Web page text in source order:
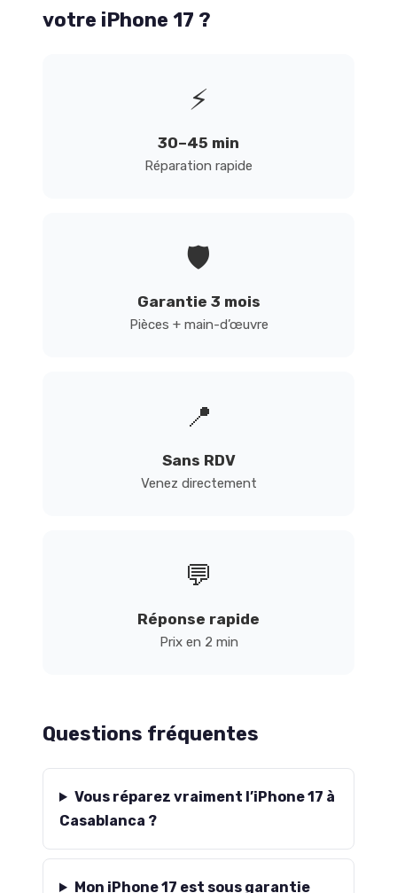
votre iPhone 17 ?
⚡
30–45 min
Réparation rapide
🛡️
Garantie 3 mois
Pièces + main-d’œuvre
📍
Sans RDV
Venez directement
💬
Réponse rapide
Prix en 2 min
Questions fréquentes
Vous réparez vraiment l’iPhone 17 à
Casablanca ?
Mon iPhone 17 est sous garantie